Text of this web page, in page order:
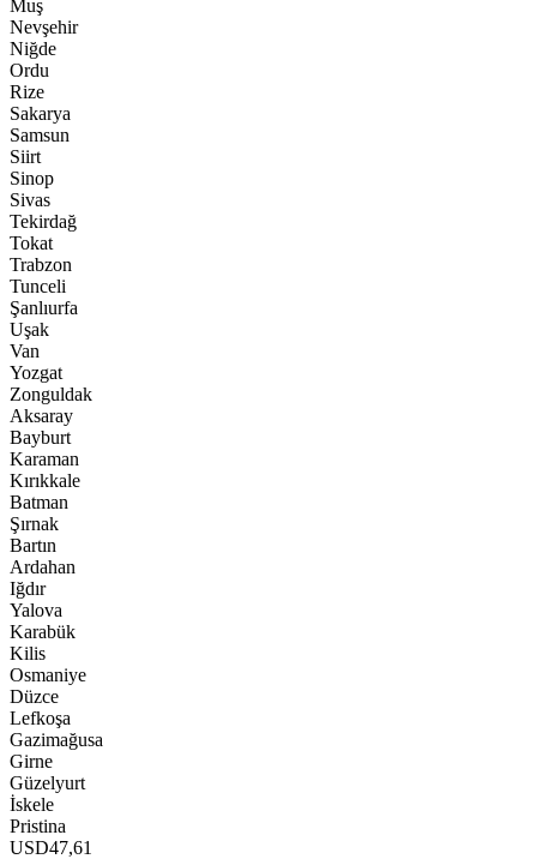
Muş
Nevşehir
Niğde
Ordu
Rize
Sakarya
Samsun
Siirt
Sinop
Sivas
Tekirdağ
Tokat
Trabzon
Tunceli
Şanlıurfa
Uşak
Van
Yozgat
Zonguldak
Aksaray
Bayburt
Karaman
Kırıkkale
Batman
Şırnak
Bartın
Ardahan
Iğdır
Yalova
Karabük
Kilis
Osmaniye
Düzce
Lefkoşa
Gazimağusa
Girne
Güzelyurt
İskele
Pristina
USD47,61